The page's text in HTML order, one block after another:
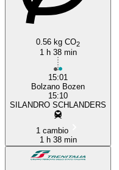
0.56 kg CO2
1 h 38 min
15:01
Bolzano Bozen
15:10
SILANDRO SCHLANDERS
1 cambio
1 h 38 min